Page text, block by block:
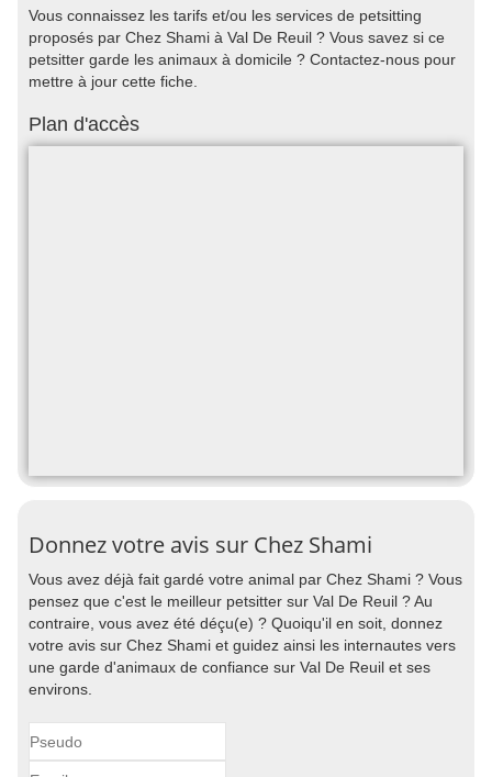
Vous connaissez les tarifs et/ou les services de petsitting
proposés par Chez Shami à Val De Reuil ? Vous savez si ce
petsitter garde les animaux à domicile ? Contactez-nous pour
mettre à jour cette fiche.
Plan d'accès
Donnez votre avis sur Chez Shami
Vous avez déjà fait gardé votre animal par Chez Shami ? Vous
pensez que c'est le meilleur petsitter sur Val De Reuil ? Au
contraire, vous avez été déçu(e) ? Quoiqu'il en soit, donnez
votre avis sur Chez Shami et guidez ainsi les internautes vers
une garde d'animaux de confiance sur Val De Reuil et ses
environs.